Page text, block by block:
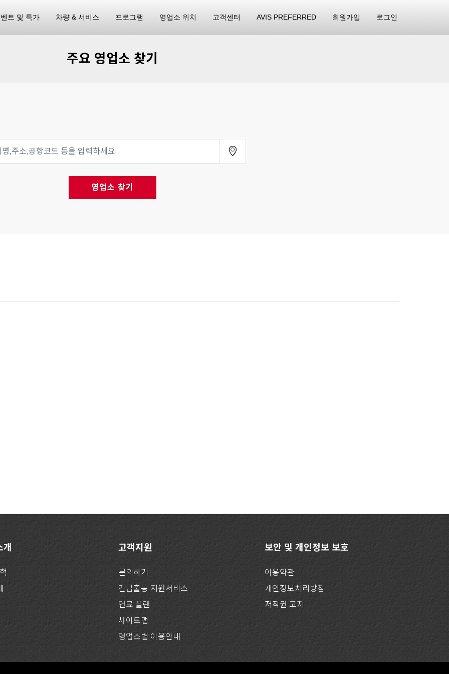
트 및 특가 차량 & 서비스 프로그램 영업소 위치 고객센터 AVIS PREFERRED 회원가입 로그인
주요 영업소 찾기
영업소 찾기
고객지원
문의하기
긴급출동 지원서비스
연료 플랜
사이트맵
영업소별 이용안내
보안 및 개인정보 보호
이용약관
개인정보처리방침
저작권 고지